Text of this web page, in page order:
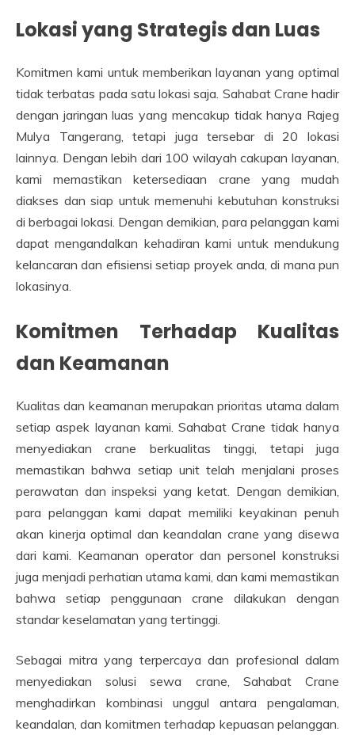
Lokasi yang Strategis dan Luas
Komitmen kami untuk memberikan layanan yang optimal
tidak terbatas pada satu lokasi saja. Sahabat Crane hadir
dengan jaringan luas yang mencakup tidak hanya Rajeg
Mulya Tangerang, tetapi juga tersebar di 20 lokasi
lainnya. Dengan lebih dari 100 wilayah cakupan layanan,
kami memastikan ketersediaan crane yang mudah
diakses dan siap untuk memenuhi kebutuhan konstruksi
di berbagai lokasi. Dengan demikian, para pelanggan kami
dapat mengandalkan kehadiran kami untuk mendukung
kelancaran dan efisiensi setiap proyek anda, di mana pun
lokasinya.
Komitmen Terhadap Kualitas
dan Keamanan
Kualitas dan keamanan merupakan prioritas utama dalam
setiap aspek layanan kami. Sahabat Crane tidak hanya
menyediakan crane berkualitas tinggi, tetapi juga
memastikan bahwa setiap unit telah menjalani proses
perawatan dan inspeksi yang ketat. Dengan demikian,
para pelanggan kami dapat memiliki keyakinan penuh
akan kinerja optimal dan keandalan crane yang disewa
dari kami. Keamanan operator dan personel konstruksi
juga menjadi perhatian utama kami, dan kami memastikan
bahwa setiap penggunaan crane dilakukan dengan
standar keselamatan yang tertinggi.
Sebagai mitra yang terpercaya dan profesional dalam
menyediakan solusi sewa crane, Sahabat Crane
menghadirkan kombinasi unggul antara pengalaman,
keandalan, dan komitmen terhadap kepuasan pelanggan.